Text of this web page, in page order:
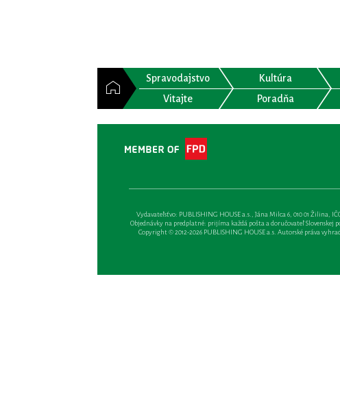
Spravodajstvo Kultúra
Vitajte
Poradňa
Vydavateľsťvo: PUBLISHING HOUSE a.s., Jána Milca 6, 010 01 Žilina,
Objednávky na predplatné: prijíma každá pošta a doručovateľ Slovenskej
Copyright © 2012-2026 PUBLISHING HOUSE a.s. Autorské práva